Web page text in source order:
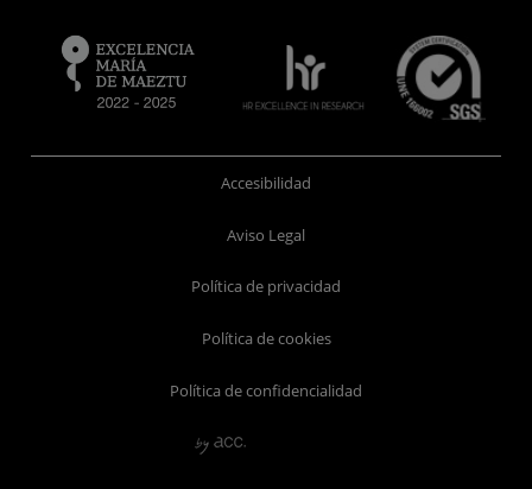
Accesibilidad
Aviso Legal
Política de privacidad
Política de cookies
Política de confidencialidad